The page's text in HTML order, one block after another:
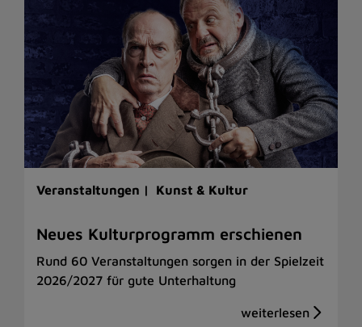
Veranstaltungen | Kunst & Kultur
Neues Kulturprogramm erschienen
Rund 60 Veranstaltungen sorgen in der Spielzeit
2026/2027 für gute Unterhaltung